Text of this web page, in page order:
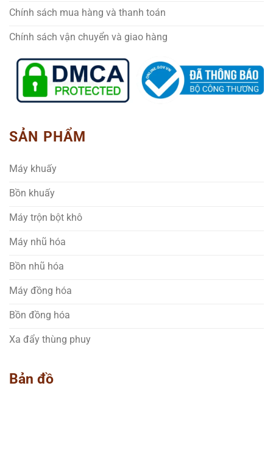
Chính sách mua hàng và thanh toán
Chính sách vận chuyển và giao hàng
SẢN PHẨM
Máy khuấy
Bồn khuấy
Máy trộn bột khô
Máy nhũ hóa
Bồn nhũ hóa
Máy đồng hóa
Bồn đồng hóa
Xa đẩy thùng phuy
Bản đồ